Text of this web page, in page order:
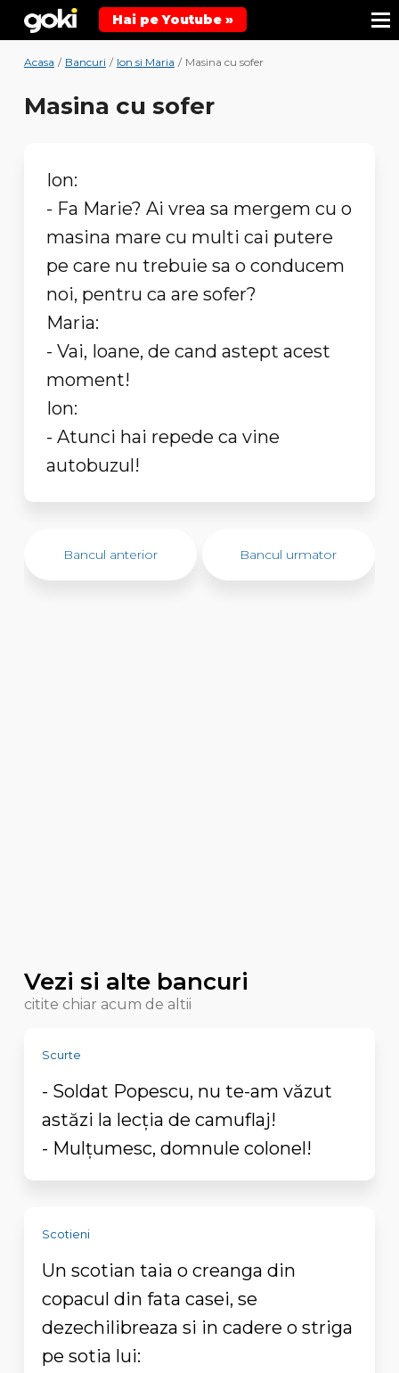
Hai pe Youtube »
Acasa / Bancuri / Ion si Maria / Masina cu sofer
Masina cu sofer
Ion:
- Fa Marie? Ai vrea sa mergem cu o
masina mare cu multi cai putere
pe care nu trebuie sa o conducem
noi, pentru ca are sofer?
Maria:
- Vai, Ioane, de cand astept acest
moment!
Ion:
- Atunci hai repede ca vine
autobuzul!
Bancul anterior Bancul urmator
Vezi si alte bancuri
citite chiar acum de altii
Scurte
- Soldat Popescu, nu te-am văzut
astăzi la lecţia de camuflaj!
- Mulţumesc, domnule colonel!
Scotieni
Un scotian taia o creanga din
copacul din fata casei, se
dezechilibreaza si in cadere o striga
pe sotia lui: